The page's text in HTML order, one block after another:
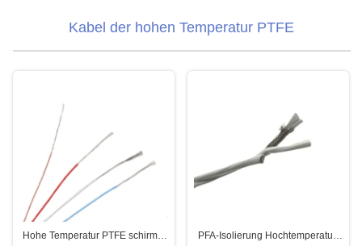
Kabel der hohen Temperatur PTFE
Hohe Temperatur PTFE schirmte
PFA-Isolierung Hochtemperatur-